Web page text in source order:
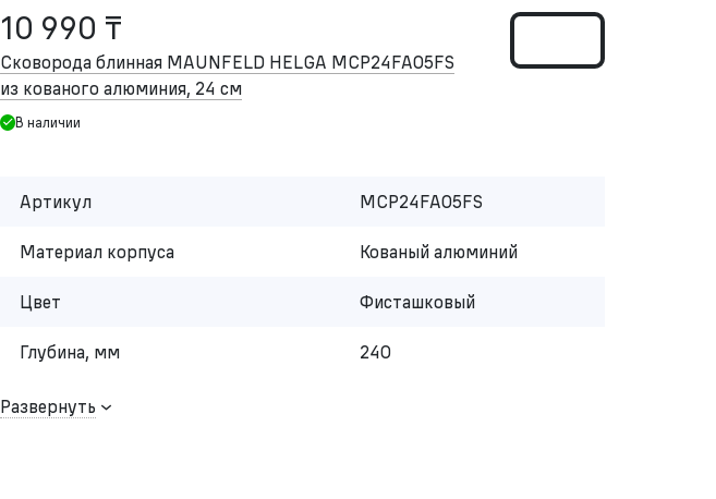
10 990 ₸
Сковорода блинная MAUNFELD HELGA МСP24FA05FS
из кованого алюминия, 24 см
В наличии
Артикул МСP24FA05FS
Материал корпуса Кованый алюминий
Цвет Фисташковый
Глубина, мм 240
Развернуть